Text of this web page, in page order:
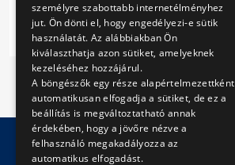
Következő
személyre szabottabb internetélményhez
jut. Ön dönti el, hogy engedélyezi-e sütik
használatát. Az alábbiakban Ön
kiválaszthatja azon sütiket, amelyeknek
kezeléséhez hozzájárul.
A böngészők egy része alapértelmezettként
automatikusan elfogadja a sütiket, de ez a
beállítás is megváltoztatható annak
érdekében, hogy a jövőre nézve a
felhasználó megakadályozza az
automatikus elfogadást.